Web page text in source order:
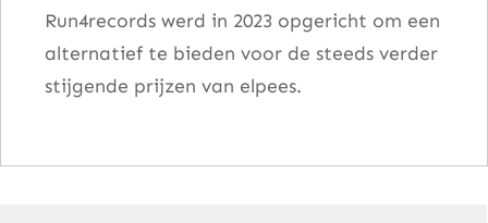
Run4records werd in 2023 opgericht om een
alternatief te bieden voor de steeds verder
stijgende prijzen van elpees.